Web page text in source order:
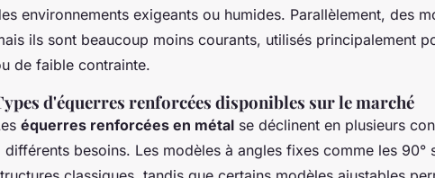
environnements exigeants ou humides. Parallèlement, des
ils sont beaucoup moins courants, utilisés principalement
de faible contrainte.
d'équerres renforcées disponibles sur le marché
équerres renforcées en métal se déclinent en plusieurs
différents besoins. Les modèles à angles fixes comme les 90°